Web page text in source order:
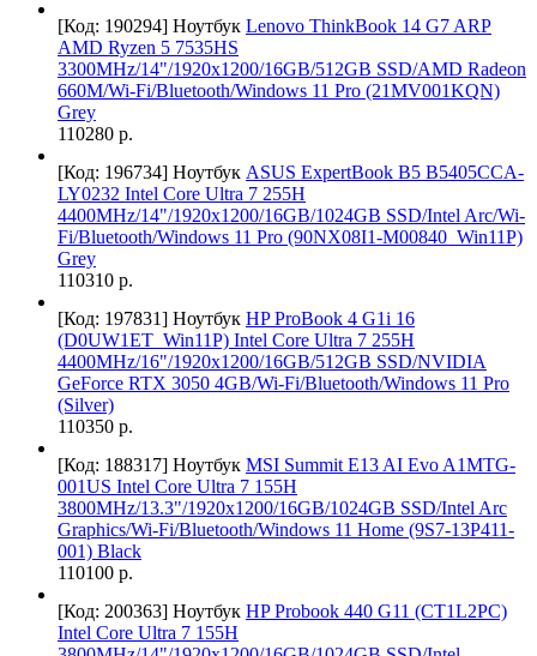
[Код: 190294] Ноутбук Lenovo ThinkBook 14 G7 ARP
AMD Ryzen 5 7535HS
3300MHz/14"/1920x1200/16GB/512GB SSD/AMD Radeon
660M/Wi-Fi/Bluetooth/Windows 11 Pro (21MV001KQN)
Grey
110280 р.
[Код: 196734] Ноутбук ASUS ExpertBook B5 B5405CCA-
LY0232 Intel Core Ultra 7 255H
4400MHz/14"/1920x1200/16GB/1024GB SSD/Intel Arc/Wi-
Fi/Bluetooth/Windows 11 Pro (90NX08I1-M00840_Win11P)
Grey
110310 р.
[Код: 197831] Ноутбук HP ProBook 4 G1i 16
(D0UW1ET_Win11P) Intel Core Ultra 7 255H
4400MHz/16"/1920x1200/16GB/512GB SSD/NVIDIA
GeForce RTX 3050 4GB/Wi-Fi/Bluetooth/Windows 11 Pro
(Silver)
110350 р.
[Код: 188317] Ноутбук MSI Summit E13 AI Evo A1MTG-
001US Intel Core Ultra 7 155H
3800MHz/13.3"/1920x1200/16GB/1024GB SSD/Intel Arc
Graphics/Wi-Fi/Bluetooth/Windows 11 Home (9S7-13P411-
001) Black
110100 р.
[Код: 200363] Ноутбук HP Probook 440 G11 (CT1L2PC)
Intel Core Ultra 7 155H